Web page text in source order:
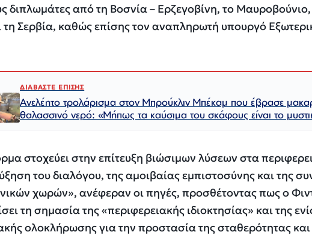
διπλωμάτες από τη Βοσνία – Ερζεγοβίνη, το
τη Σερβία, καθώς επίσης τον αναπληρωτή υπουργό
ΔΙΑΒΑΣΤΕ ΕΠΙΣΗΣ
Ανελέητο τρολάρισμα στον Μπρούκλιν Μπέκαμ που έβρασε
θαλασσινό νερό: «Μήπως τα καύσιμα του σκάφους είναι το
στοχεύει στην επίτευξη βιώσιμων λύσεων στα
του διαλόγου, της αμοιβαίας εμπιστοσύνης και της
χωρών», ανέφεραν οι πηγές, προσθέτοντας πως ο
τη σημασία της «περιφερειακής ιδιοκτησίας» και της
ολοκλήρωσης για την προστασία της σταθερότητας